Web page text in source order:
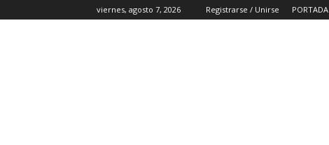
viernes, agosto 7, 2026 Registrarse / Unirse PORTADA